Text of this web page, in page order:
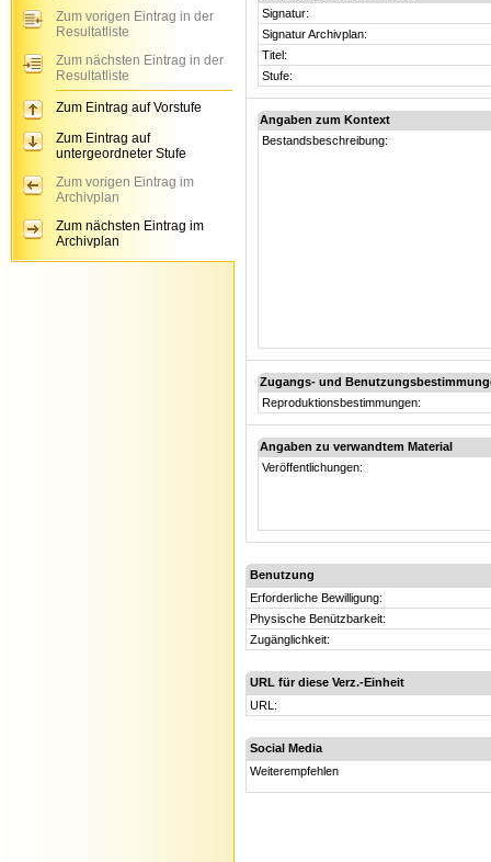
Signatur:
Signatur Archivplan:
Titel:
Stufe:
Angaben zum Kontext
Bestandsbeschreibung:
Zugangs- und
Reproduktionsbestimmungen:
Angaben zu verwandtem Material
Veröffentlichungen:
Benutzung
Erforderliche Bewilligung:
Physische Benützbarkeit:
Zugänglichkeit:
URL für diese Verz.-Einheit
URL:
Social Media
Weiterempfehlen
Zum vorigen Eintrag in der
Resultatliste
Zum nächsten Eintrag in der
Resultatliste
Zum Eintrag auf Vorstufe
Zum Eintrag auf
untergeordneter Stufe
Zum vorigen Eintrag im
Archivplan
Zum nächsten Eintrag im
Archivplan